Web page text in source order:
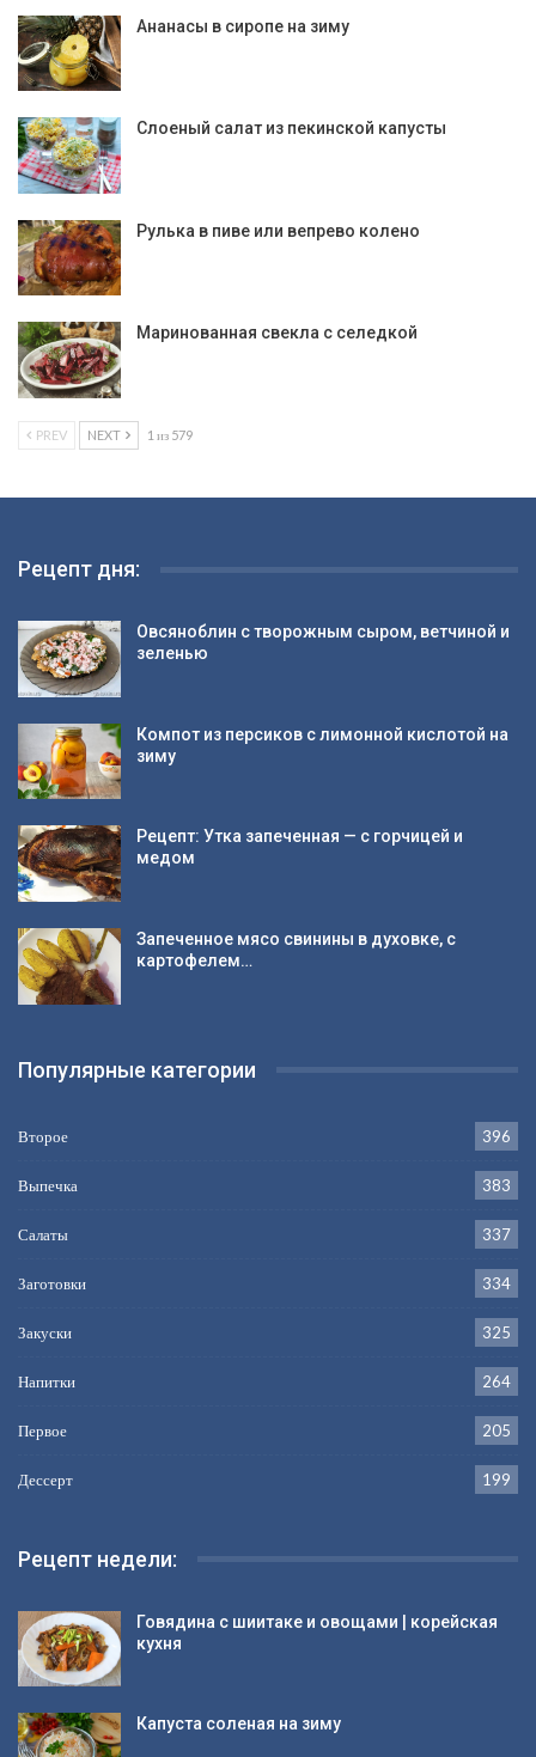
Ананасы в сиропе на зиму
Слоеный салат из пекинской капусты
Рулька в пиве или вепрево колено
Маринованная свекла с селедкой
PREV NEXT 1 из 579
Рецепт дня:
Овсяноблин с творожным сыром, ветчиной и
зеленью
Компот из персиков с лимонной кислотой на
зиму
Рецепт: Утка запеченная — с горчицей и
медом
Запеченное мясо свинины в духовке, с
картофелем…
Популярные категории
Второе 396
Выпечка 383
Салаты 337
Заготовки 334
Закуски 325
Напитки 264
Первое 205
Дессерт 199
Рецепт недели:
Говядина с шиитаке и овощами | корейская
кухня
Капуста соленая на зиму